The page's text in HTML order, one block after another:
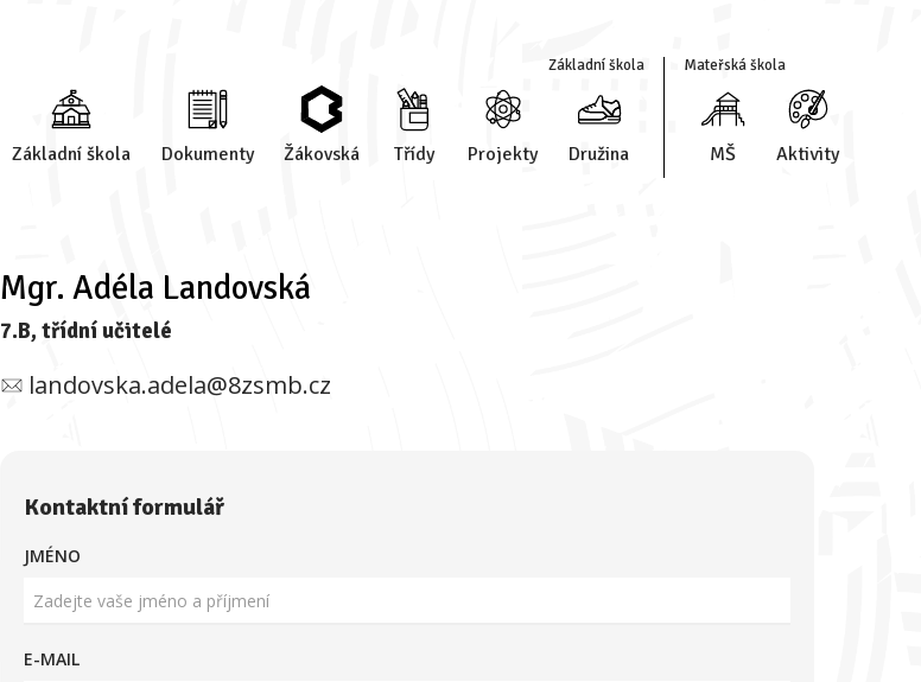
Základní škola
Základní škola Dokumenty Žákovská Třídy Projekty Družina
Mateřská škola
MŠ Aktivity
Mgr. Adéla Landovská
7.B, třídní učitelé
landovska.adela@8zsmb.cz
Kontaktní formulář
JMÉNO
E-MAIL